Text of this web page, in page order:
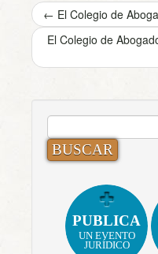
← El Colegio de
El Colegio de
BUSCAR:
PUBLICA
UN EVENTO
JURÍDICO